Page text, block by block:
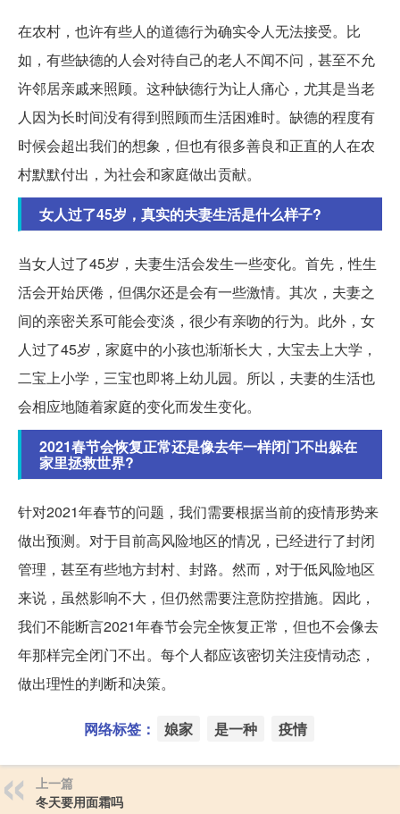
在农村，也许有些人的道德行为确实令人无法接受。比
如，有些缺德的人会对待自己的老人不闻不问，甚至不允
许邻居亲戚来照顾。这种缺德行为让人痛心，尤其是当老
人因为长时间没有得到照顾而生活困难时。缺德的程度有
时候会超出我们的想象，但也有很多善良和正直的人在农
村默默付出，为社会和家庭做出贡献。
女人过了45岁，真实的夫妻生活是什么样子?
当女人过了45岁，夫妻生活会发生一些变化。首先，性生
活会开始厌倦，但偶尔还是会有一些激情。其次，夫妻之
间的亲密关系可能会变淡，很少有亲吻的行为。此外，女
人过了45岁，家庭中的小孩也渐渐长大，大宝去上大学，
二宝上小学，三宝也即将上幼儿园。所以，夫妻的生活也
会相应地随着家庭的变化而发生变化。
2021春节会恢复正常还是像去年一样闭门不出躲在
家里拯救世界?
针对2021年春节的问题，我们需要根据当前的疫情形势来
做出预测。对于目前高风险地区的情况，已经进行了封闭
管理，甚至有些地方封村、封路。然而，对于低风险地区
来说，虽然影响不大，但仍然需要注意防控措施。因此，
我们不能断言2021年春节会完全恢复正常，但也不会像去
年那样完全闭门不出。每个人都应该密切关注疫情动态，
做出理性的判断和决策。
网络标签： 娘家 是一种 疫情
上一篇
冬天要用面霜吗